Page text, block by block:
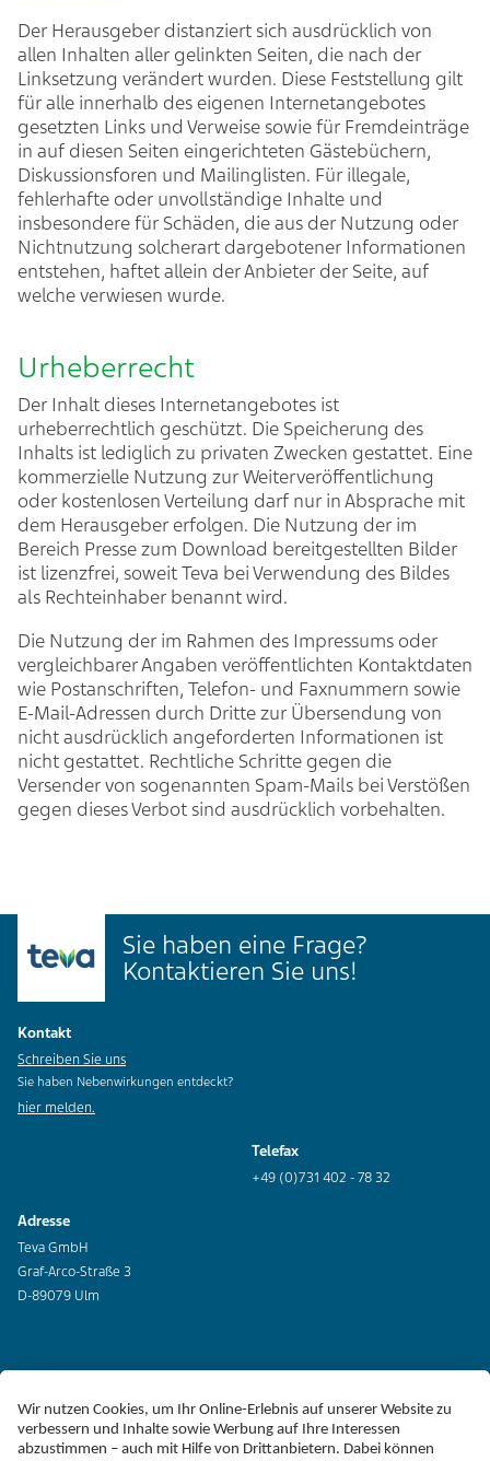
Der Herausgeber distanziert sich ausdrücklich von
allen Inhalten aller gelinkten Seiten, die nach der
Linksetzung verändert wurden. Diese Feststellung gilt
für alle innerhalb des eigenen Internetangebotes
gesetzten Links und Verweise sowie für Fremdeinträge
in auf diesen Seiten eingerichteten Gästebüchern,
Diskussionsforen und Mailinglisten. Für illegale,
fehlerhafte oder unvollständige Inhalte und
insbesondere für Schäden, die aus der Nutzung oder
Nichtnutzung solcherart dargebotener Informationen
entstehen, haftet allein der Anbieter der Seite, auf
welche verwiesen wurde.
Urheberrecht
Der Inhalt dieses Internetangebotes ist
urheberrechtlich geschützt. Die Speicherung des
Inhalts ist lediglich zu privaten Zwecken gestattet. Eine
kommerzielle Nutzung zur Weiterveröffentlichung
oder kostenlosen Verteilung darf nur in Absprache mit
dem Herausgeber erfolgen. Die Nutzung der im
Bereich Presse zum Download bereitgestellten Bilder
ist lizenzfrei, soweit Teva bei Verwendung des Bildes
als Rechteinhaber benannt wird.
Die Nutzung der im Rahmen des Impressums oder
vergleichbarer Angaben veröffentlichten Kontaktdaten
wie Postanschriften, Telefon- und Faxnummern sowie
E-Mail-Adressen durch Dritte zur Übersendung von
nicht ausdrücklich angeforderten Informationen ist
nicht gestattet. Rechtliche Schritte gegen die
Versender von sogenannten Spam-Mails bei Verstößen
gegen dieses Verbot sind ausdrücklich vorbehalten.
Sie haben eine Frage?
Kontaktieren Sie uns!
Kontakt
Schreiben Sie uns
Sie haben Nebenwirkungen entdeckt?
hier melden.
Telefax
+49 (0)731 402 - 78 32
Adresse
Teva GmbH
Graf-Arco-Straße 3
D-89079 Ulm
Erklärung zur Barrierefreiheit
Impressum